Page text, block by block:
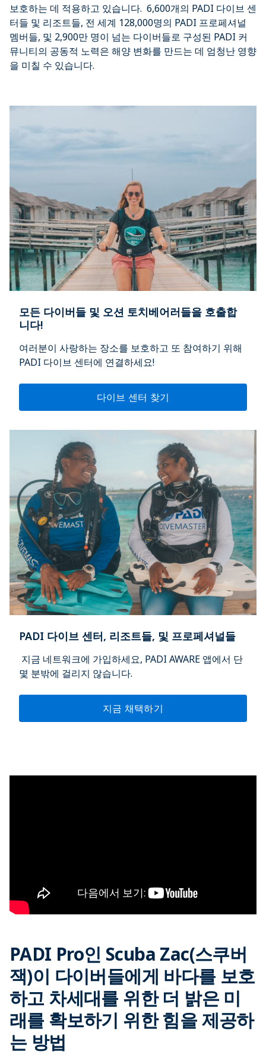
보호하는 데 적용하고 있습니다. 6,600개의 PADI 다이브 센
터들 및 리조트들, 전 세계 128,000명의 PADI 프로페셔널
멤버들, 및 2,900만 명이 넘는 다이버들로 구성된 PADI 커
뮤니티의 공동적 노력은 해양 변화를 만드는 데 엄청난 영향
을 미칠 수 있습니다.
모든 다이버들 및 오션 토치베어러들을 호출합
니다!
여러분이 사랑하는 장소를 보호하고 또 참여하기 위해
PADI 다이브 센터에 연결하세요!
다이브 센터 찾기
PADI 다이브 센터, 리조트들, 및 프로페셔널들
지금 네트워크에 가입하세요, PADI AWARE 앱에서 단
몇 분밖에 걸리지 않습니다.
지금 채택하기
PADI Pro인 Scuba Zac(스쿠버
잭)이 다이버들에게 바다를 보호
하고 차세대를 위한 더 밝은 미
래를 확보하기 위한 힘을 제공하
는 방법